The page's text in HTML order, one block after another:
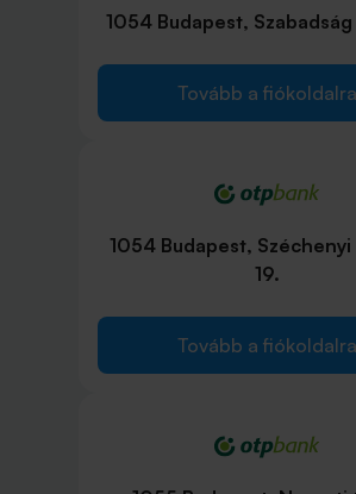
1054 Budapest,
Tovább a fiókoldalra
1054 Budapest,
19.
Tovább a fiókoldalra